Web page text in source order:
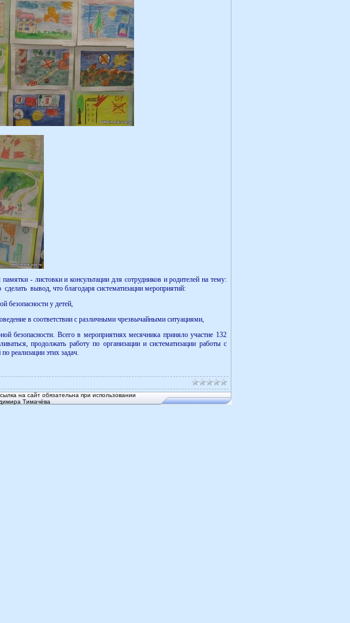
- листовки и консультации для сотрудников и родителей на тему:
вывод, что благодаря систематизации мероприятий:
безопасности у детей,
в соответствии с различными чрезвычайными ситуациями,
безопасности. Всего в мероприятиях месячника приняло участие 132
продолжать работу по организации и систематизации работы с
реализации этих задач.
на сайт обязательна при использовании
Тимачёва